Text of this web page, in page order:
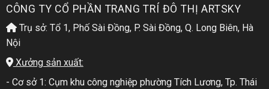
CÔNG TY CỔ PHẦN TRANG TRÍ ĐÔ THỊ ARTSKY
Trụ sở: Tổ 1, Phố Sài Đồng, P. Sài Đồng, Q. Long Biên, Hà
Nội
Xưởng sản xuất:
- Cơ sở 1: Cụm khu công nghiệp phường Tích Lương, Tp. Thái